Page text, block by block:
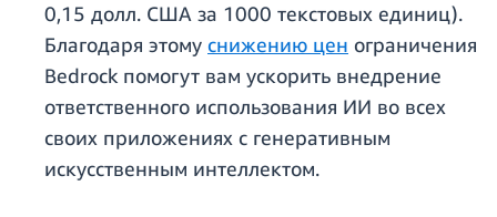
0,15 долл. США за 1000 текстовых единиц).
Благодаря этому снижению цен ограничения
Bedrock помогут вам ускорить внедрение
ответственного использования ИИ во всех
своих приложениях с генеративным
искусственным интеллектом.